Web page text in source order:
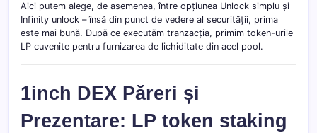
Aici putem alege, de asemenea, între opțiunea Unlock simplu și
Infinity unlock – însă din punct de vedere al securității, prima
este mai bună. După ce executăm tranzacția, primim token-urile
LP cuvenite pentru furnizarea de lichiditate din acel pool.
1inch DEX Păreri și
Prezentare: LP token staking